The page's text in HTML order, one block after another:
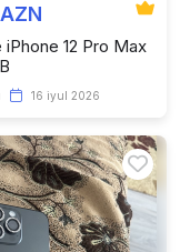
iPhone 12 Pro Max
16 iyul 2026